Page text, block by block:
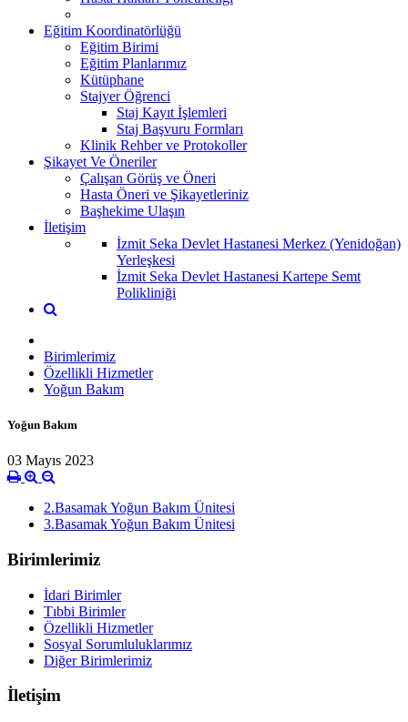
Eğitim Koordinatörlüğü
Eğitim Birimi
Eğitim Planlarımız
Kütüphane
Stajyer Öğrenci
Staj Kayıt İşlemleri
Staj Başvuru Formları
Klinik Rehber ve Protokoller
Şikayet Ve Öneriler
Çalışan Görüş ve Öneri
Hasta Öneri ve Şikayetleriniz
Başhekime Ulaşın
İletişim
İzmit Seka Devlet Hastanesi Merkez (Yenidoğan)
Yerleşkesi
İzmit Seka Devlet Hastanesi Kartepe Semt
Polikliniği
Birimlerimiz
Özellikli Hizmetler
Yoğun Bakım
Yoğun Bakım
03 Mayıs 2023
2.Basamak Yoğun Bakım Ünitesi
3.Basamak Yoğun Bakım Ünitesi
Birimlerimiz
İdari Birimler
Tıbbi Birimler
Özellikli Hizmetler
Sosyal Sorumluluklarımız
Diğer Birimlerimiz
İletişim